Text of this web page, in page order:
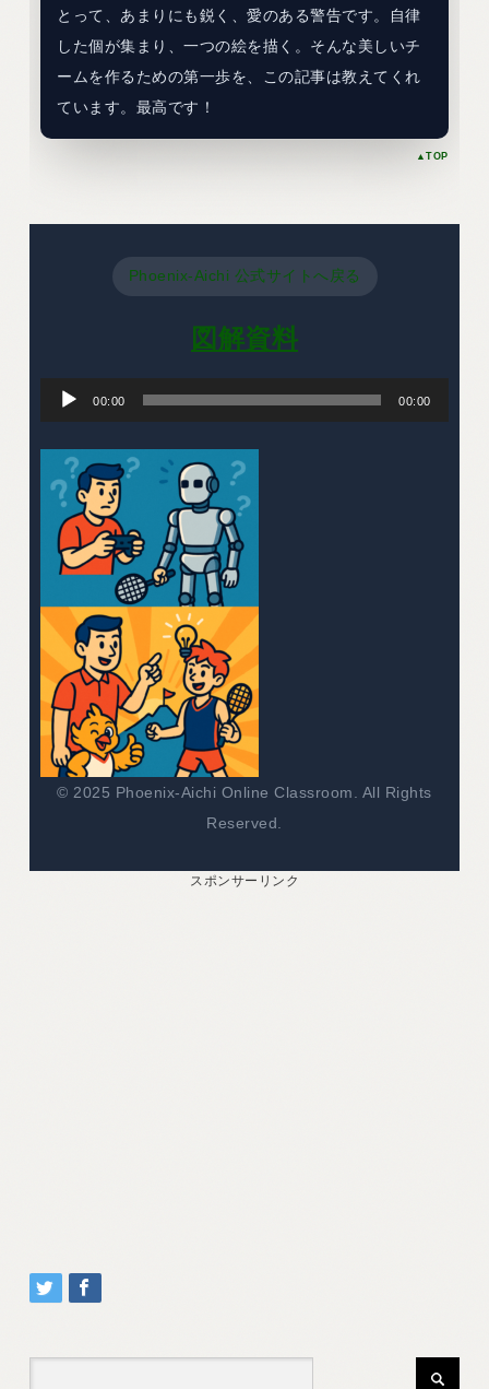
とって、あまりにも鋭く、愛のある警告です。自律
した個が集まり、一つの絵を描く。そんな美しいチ
ームを作るための第一歩を、この記事は教えてくれ
ています。最高です！
▲TOP
Phoenix-Aichi 公式サイトへ戻る
図解資料
音
声
プ
ー
ー
00:00 00:00
© 2025 Phoenix-Aichi Online Classroom. All Rights
Reserved.
スポンサーリンク